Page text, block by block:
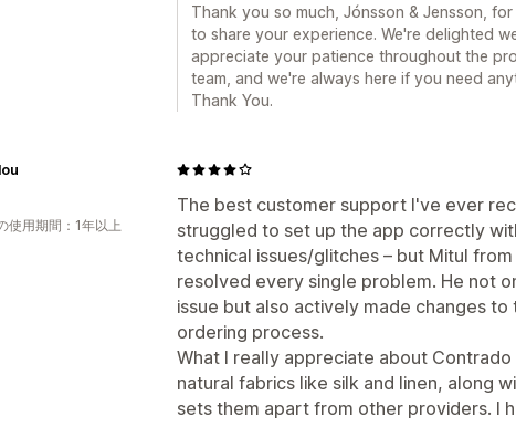
Thank you so much, Jónsson & Jensson,
to share your experience. We're delighted
appreciate your patience throughout the
team, and we're always here if you need
Thank You.
The best customer support I've ever
struggled to set up the app correctly
technical issues/glitches – but Mitul
resolved every single problem. He not
issue but also actively made changes
ordering process.
What I really appreciate about
natural fabrics like silk and linen, along
sets them apart from other providers. I
使用期間：1年以上